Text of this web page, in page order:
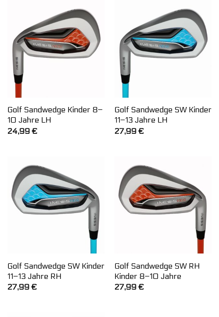
Golf Sandwedge Kinder 8–
10 Jahre LH
24,99 €
Golf Sandwedge SW Kinder
11–13 Jahre LH
27,99 €
Golf Sandwedge SW Kinder
11–13 Jahre RH
27,99 €
Golf Sandwedge SW RH
Kinder 8–10 Jahre
27,99 €